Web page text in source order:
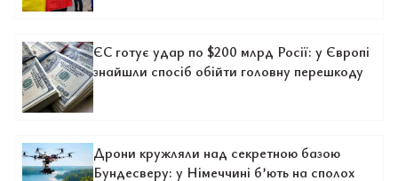
ЄС готує удар по $200 млрд Росії: у Європі
знайшли спосіб обійти головну перешкоду
Дрони кружляли над секретною базою
Бундесверу: у Німеччині б’ють на сполох